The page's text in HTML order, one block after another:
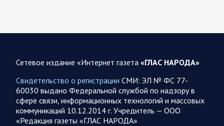
08.08.2026 10:05
Спецоперация
397 украинских БПЛА сбито ПВО ночью над 15 субъектами
Белгородской, Брянской, Воронежской, Курской, Липецкой,
Орловской,…
08.08.2026 09:45 Саратовская область
Сетевое издание «Интернет газета «ГЛАС НАРОДА»
Свидетельство о регистрации СМИ: ЭЛ № ФС 77-
60030 выдано Федеральной службой по надзору в
сфере связи, информационных технологий и массовых
коммуникаций 10.12.2014 г. Учредитель — ООО
«Редакция газеты «ГЛАС НАРОДА»